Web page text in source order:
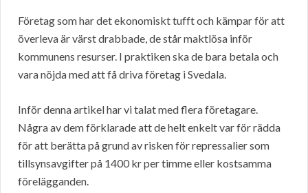
Företag som har det ekonomiskt tufft och kämpar för att
överleva är värst drabbade, de står maktlösa inför
kommunens resurser. I praktiken ska de bara betala och
vara nöjda med att få driva företag i Svedala.
Inför denna artikel har vi talat med flera företagare.
Några av dem förklarade att de helt enkelt var för rädda
för att berätta på grund av risken för repressalier som
tillsynsavgifter på 1400 kr per timme eller kostsamma
förelägganden.